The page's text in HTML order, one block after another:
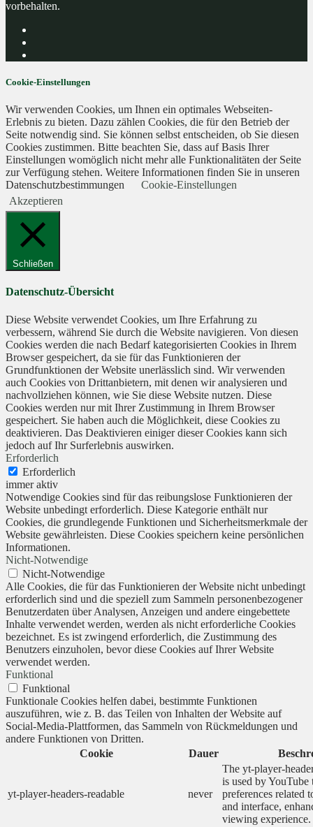
vorbehalten.
Cookie-Einstellungen
Wir verwenden Cookies, um Ihnen ein optimales Webseiten-
Erlebnis zu bieten. Dazu zählen Cookies, die für den Betrieb der
Seite notwendig sind. Sie können selbst entscheiden, ob Sie diesen
Cookies zustimmen. Bitte beachten Sie, dass auf Basis Ihrer
Einstellungen womöglich nicht mehr alle Funktionalitäten der Seite
zur Verfügung stehen. Weitere Informationen finden Sie in unseren
Datenschutzbestimmungen
Cookie-Einstellungen
Akzeptieren
Schließen
Datenschutz-Übersicht
Diese Website verwendet Cookies, um Ihre Erfahrung zu
verbessern, während Sie durch die Website navigieren. Von diesen
Cookies werden die nach Bedarf kategorisierten Cookies in Ihrem
Browser gespeichert, da sie für das Funktionieren der
Grundfunktionen der Website unerlässlich sind. Wir verwenden
auch Cookies von Drittanbietern, mit denen wir analysieren und
nachvollziehen können, wie Sie diese Website nutzen. Diese
Cookies werden nur mit Ihrer Zustimmung in Ihrem Browser
gespeichert. Sie haben auch die Möglichkeit, diese Cookies zu
deaktivieren. Das Deaktivieren einiger dieser Cookies kann sich
jedoch auf Ihr Surferlebnis auswirken.
Erforderlich
Erforderlich
immer aktiv
Notwendige Cookies sind für das reibungslose Funktionieren der
Website unbedingt erforderlich. Diese Kategorie enthält nur
Cookies, die grundlegende Funktionen und Sicherheitsmerkmale der
Website gewährleisten. Diese Cookies speichern keine persönlichen
Informationen.
Nicht-Notwendige
Nicht-Notwendige
Alle Cookies, die für das Funktionieren der Website nicht unbedingt
erforderlich sind und die speziell zum Sammeln personenbezogener
Benutzerdaten über Analysen, Anzeigen und andere eingebettete
Inhalte verwendet werden, werden als nicht erforderliche Cookies
bezeichnet. Es ist zwingend erforderlich, die Zustimmung des
Benutzers einzuholen, bevor diese Cookies auf Ihrer Website
verwendet werden.
Funktional
Funktional
Funktionale Cookies helfen dabei, bestimmte Funktionen
auszuführen, wie z. B. das Teilen von Inhalten der Website auf
Social-Media-Plattformen, das Sammeln von Rückmeldungen und
andere Funktionen von Dritten.
Cookie
Dauer
yt-player-headers-readable never
The yt-player-
is used by YouTube
preferences related
and interface,
viewing experience.